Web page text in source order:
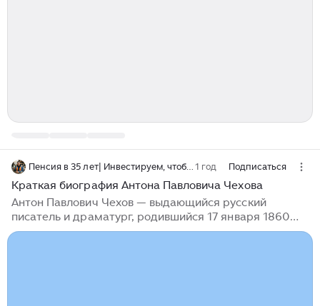
1 год Подписаться
Краткая биография Антона Павловича Чехова
Антон Павлович Чехов — выдающийся русский
писатель и драматург, родившийся 17 января 1860
года в Таганроге в семье купца. С раннего детства он